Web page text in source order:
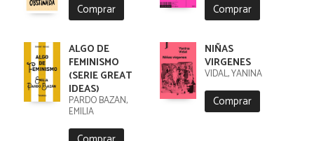
Comprar Comprar
ALGO DE
FEMINISMO
(SERIE GREAT
IDEAS)
PARDO BAZÁN,
EMILIA
NIÑAS
VIRGENES
VIDAL, YANINA
Comprar